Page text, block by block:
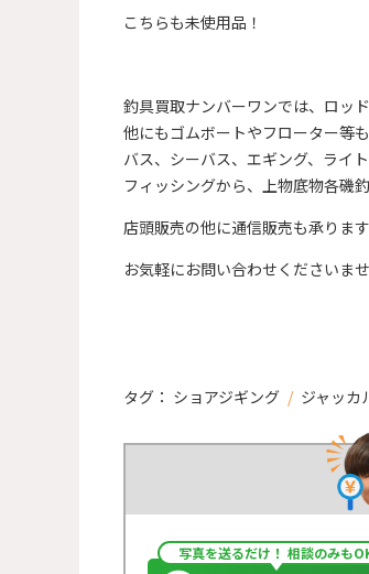
こちらも未使用品！
釣具買取ナンバーワンでは、ロッ
他にもゴムボートやフローター等
バス、シーバス、エギング、ライ
フィッシングから、上物底物各磯
店頭販売の他に通信販売も承ります
お気軽にお問い合わせくださいませ
タグ： ショアジギング / ジャッカ
写真を送るだけ！ 相談のみも